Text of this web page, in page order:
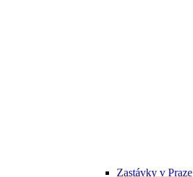
Zastávky v Praze